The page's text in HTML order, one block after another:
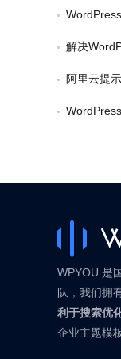
解决
阿里云提
WPYOU 是
队，我们拥
利于搜索优
企业主题模板